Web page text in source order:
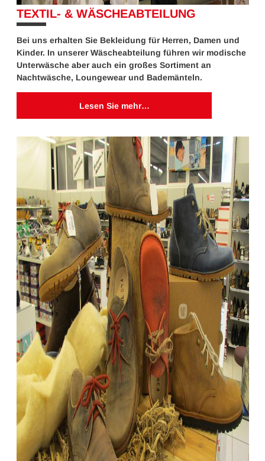
TEXTIL- & WÄSCHEABTEILUNG
Bei uns erhalten Sie Bekleidung für Herren, Damen und
Kinder. In unserer Wäscheabteilung führen wir modische
Unterwäsche aber auch ein großes Sortiment an
Nachtwäsche, Loungewear und Bademänteln.
Lesen Sie mehr…